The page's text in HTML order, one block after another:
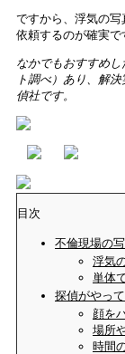
ですから、浮気の
依頼するのが確実で
なかでもおすすめ
ト調べ）あり、解
偵社です。
目次
不倫現場の
浮気
単体
探偵がやっ
顔を
場所
時間